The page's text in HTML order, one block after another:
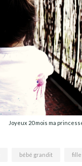
Joyeux 20 mois ma
bébé grandit fille